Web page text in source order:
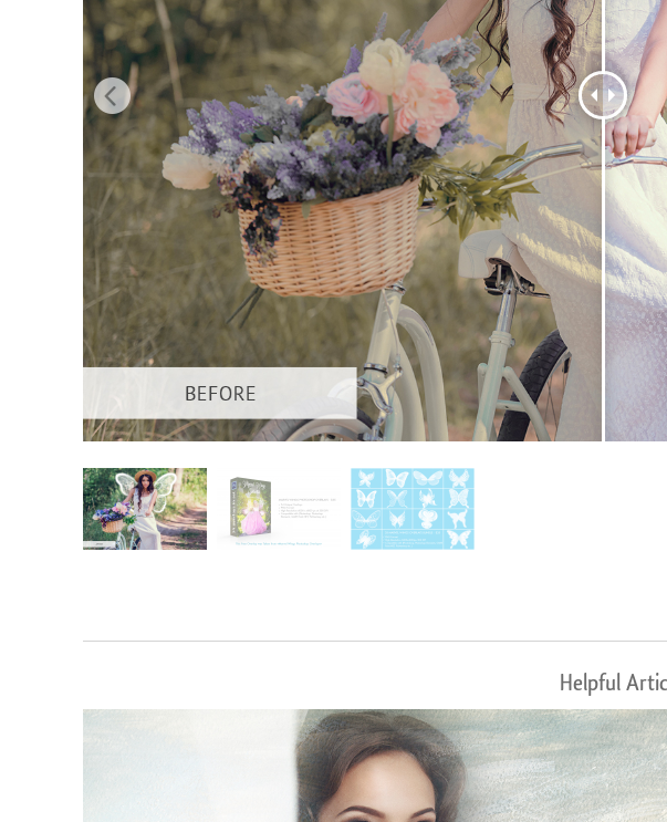
Služby retušování produktů
Helpful